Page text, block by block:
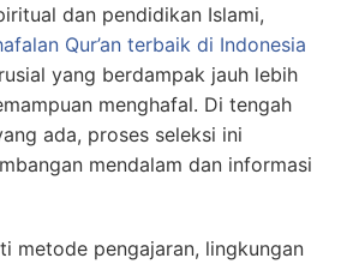
dan pendidikan Islami,
Qur’an terbaik di Indonesia
yang berdampak jauh lebih
menghafal. Di tengah
ada, proses seleksi ini
mendalam dan informasi
metode pengajaran, lingkungan